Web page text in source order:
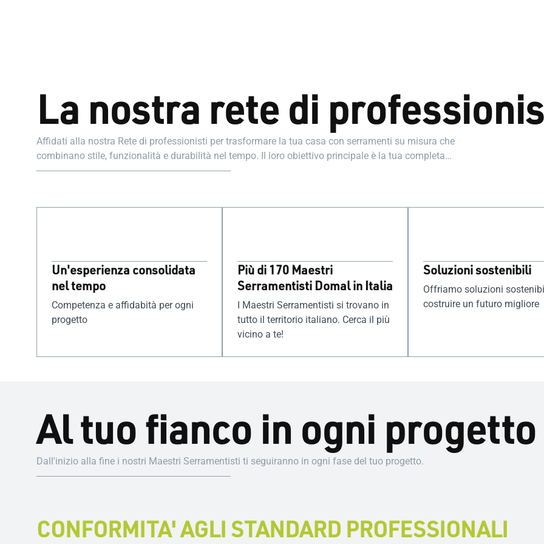
La nostra rete di
Affidati alla nostra Rete di professionisti per trasformare la tua casa con serramenti su misura che
combinano stile, funzionalità e durabilità nel tempo. Il loro obiettivo principale è la tua completa
soddisfazione.
Un'esperienza consolidata
nel tempo
Competenza e affidabità per ogni
progetto
Più di 170 Maestri
Serramentisti Domal in Italia
I Maestri Serramentisti si trovano in
tutto il territorio italiano. Cerca il più
vicino a te!
Soluzioni sostenibili
Offriamo soluzioni
costruire un futuro migliore
Al tuo fianco in ogni progetto
Dall'inizio alla fine i nostri Maestri Serramentisti ti seguiranno in ogni fase del tuo progetto.
CONFORMITA' AGLI STANDARD PROFESSIONALI